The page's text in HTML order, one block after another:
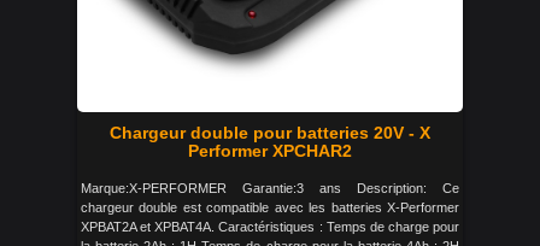
Chargeur double pour batteries 20V - X
Performer XPCHAR2
Marque:X-PERFORMER Garantie:3 ans Description: Ce
chargeur double est compatible avec les batteries X-Performer
XPBAT2A et XPBAT4A. Caractéristiques : Temps de charge pour